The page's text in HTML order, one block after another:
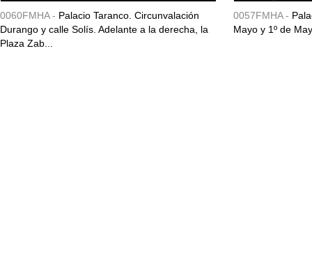
0060FMHA - Palacio Taranco. Circunvalación
Durango y calle Solís. Adelante a la derecha, la
Plaza Zab...
0057FMHA -
Mayo y 1º de